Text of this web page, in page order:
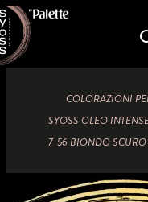
COLORAZIONI
SYOSS OLEO
7_56 BIONDO SCURO